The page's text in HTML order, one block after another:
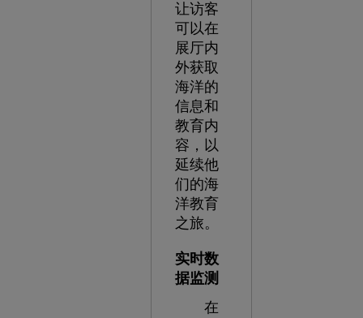
让访客
可以在
展厅内
外获取
海洋的
信息和
教育内
容，以
延续他
们的海
洋教育
之旅。
实时数
据监测
在